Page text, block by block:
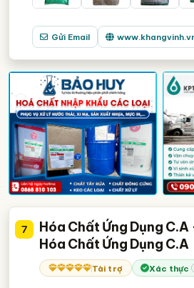
Gửi Email
7
Hóa Chất Ứng Dụng
Hóa Chất Ứng Dụng C.A
Tài trợ Xác thực